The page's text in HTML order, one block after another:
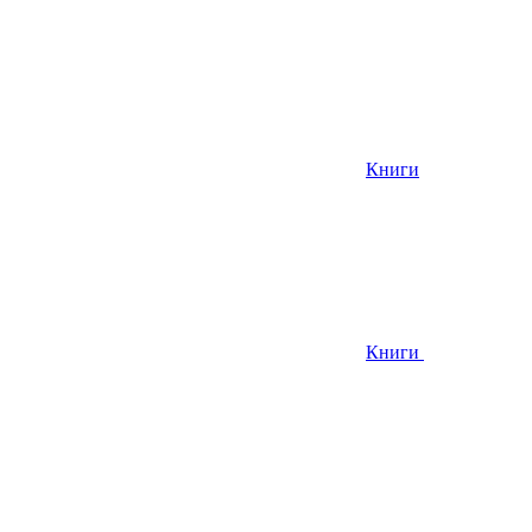
Книги
Книги